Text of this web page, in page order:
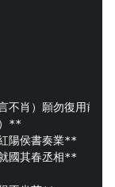
不肖）願勿復用前事
**
陽侯書奏業**
國其春丞相**